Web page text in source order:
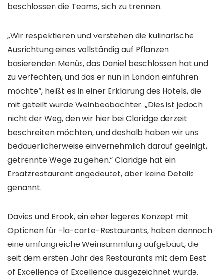
beschlossen die Teams, sich zu trennen.
„Wir respektieren und verstehen die kulinarische
Ausrichtung eines vollständig auf Pflanzen
basierenden Menüs, das Daniel beschlossen hat und
zu verfechten, und das er nun in London einführen
möchte“, heißt es in einer Erklärung des Hotels, die
mit geteilt wurdeWeinbeobachter. „Dies ist jedoch
nicht der Weg, den wir hier bei Claridge derzeit
beschreiten möchten, und deshalb haben wir uns
bedauerlicherweise einvernehmlich darauf geeinigt,
getrennte Wege zu gehen.“ Claridge hat ein
Ersatzrestaurant angedeutet, aber keine Details
genannt.
Davies und Brook, ein eher legeres Konzept mit
Optionen für -la-carte-Restaurants, haben dennoch
eine umfangreiche Weinsammlung aufgebaut, die
seit dem ersten Jahr des Restaurants mit dem Best
of Excellence of Excellence ausgezeichnet wurde.